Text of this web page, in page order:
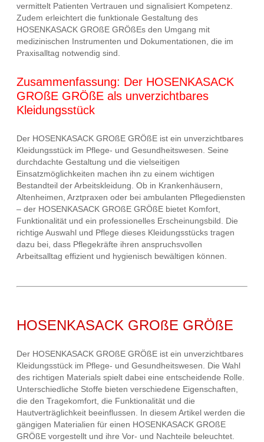
vermittelt Patienten Vertrauen und signalisiert Kompetenz.
Zudem erleichtert die funktionale Gestaltung des
HOSENKASACK GROßE GRÖßEs den Umgang mit
medizinischen Instrumenten und Dokumentationen, die im
Praxisalltag notwendig sind.
Zusammenfassung: Der HOSENKASACK
GROßE GRÖßE als unverzichtbares
Kleidungsstück
Der HOSENKASACK GROßE GRÖßE ist ein unverzichtbares
Kleidungsstück im Pflege- und Gesundheitswesen. Seine
durchdachte Gestaltung und die vielseitigen
Einsatzmöglichkeiten machen ihn zu einem wichtigen
Bestandteil der Arbeitskleidung. Ob in Krankenhäusern,
Altenheimen, Arztpraxen oder bei ambulanten Pflegediensten
– der HOSENKASACK GROßE GRÖßE bietet Komfort,
Funktionalität und ein professionelles Erscheinungsbild. Die
richtige Auswahl und Pflege dieses Kleidungsstücks tragen
dazu bei, dass Pflegekräfte ihren anspruchsvollen
Arbeitsalltag effizient und hygienisch bewältigen können.
HOSENKASACK GROßE GRÖßE
Der HOSENKASACK GROßE GRÖßE ist ein unverzichtbares
Kleidungsstück im Pflege- und Gesundheitswesen. Die Wahl
des richtigen Materials spielt dabei eine entscheidende Rolle.
Unterschiedliche Stoffe bieten verschiedene Eigenschaften,
die den Tragekomfort, die Funktionalität und die
Hautverträglichkeit beeinflussen. In diesem Artikel werden die
gängigen Materialien für einen HOSENKASACK GROßE
GRÖßE vorgestellt und ihre Vor- und Nachteile beleuchtet.